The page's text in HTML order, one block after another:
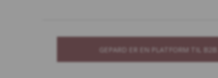
GEPARD ER EN PLATFORM TIL